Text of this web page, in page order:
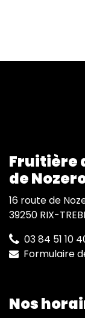
Fruitière
de
16 route de
39250 RIX-
03 84 51 10
Formulaire
Nos